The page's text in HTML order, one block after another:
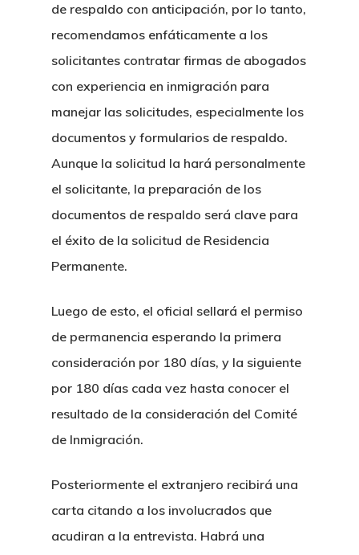
de respaldo con anticipación, por lo tanto,
recomendamos enfáticamente a los
solicitantes contratar firmas de abogados
con experiencia en inmigración para
manejar las solicitudes, especialmente los
documentos y formularios de respaldo.
Aunque la solicitud la hará personalmente
el solicitante, la preparación de los
documentos de respaldo será clave para
el éxito de la solicitud de Residencia
Permanente.
Luego de esto, el oficial sellará el permiso
de permanencia esperando la primera
consideración por 180 días, y la siguiente
por 180 días cada vez hasta conocer el
resultado de la consideración del Comité
de Inmigración.
Posteriormente el extranjero recibirá una
carta citando a los involucrados que
acudiran a la entrevista. Habrá una
Principal
Sobre